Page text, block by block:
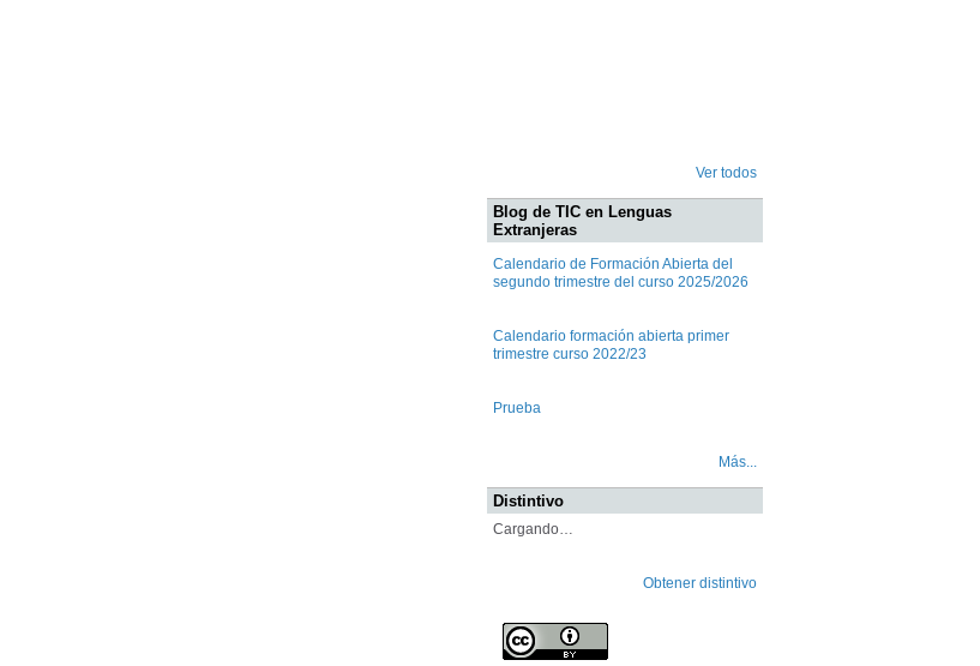
Ver todos
Blog de TIC en Lenguas
Extranjeras
Calendario de Formación Abierta del
segundo trimestre del curso 2025/2026
Calendario formación abierta primer
trimestre curso 2022/23
Prueba
Más...
Distintivo
Cargando…
Obtener distintivo